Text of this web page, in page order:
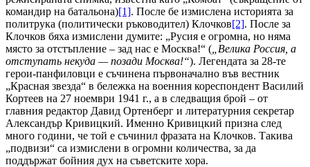
командир на батальона)[1]. После бе измислена историята за
политрука (политически ръководител) Клочков[2]. После за
Клочков бяха измислени думите: „Русия е огромна, но няма
място за отстъпление – зад нас е Москва!“ ( „Велика Россия, а
отступать некуда — позади Москва!“). Легендата за 28-те
герои-панфиловци е съчинена първоначално във вестник
„Красная звезда“ в бележка на военния кореспондент Василий
Кортеев на 27 ноември 1941 г., а в следващия брой – от
главния редактор Давид Ортенберг и литературния секретар
Александър Кривицкий. Именно Кривицкий призна след
много години, че той е съчинил фразата на Клочков. Такива
„подвизи“ са измислени в огромни количества, за да
поддържат бойния дух на съветските хора.